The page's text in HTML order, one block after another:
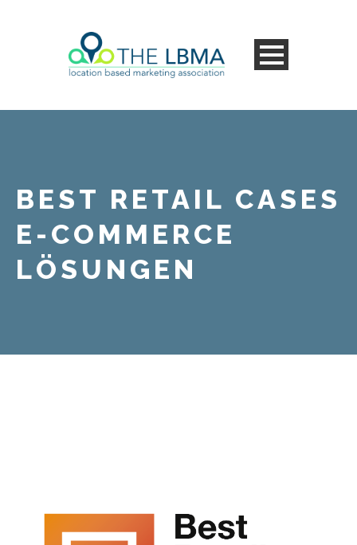
BEST RETAIL CASES
E-COMMERCE
LÖSUNGEN